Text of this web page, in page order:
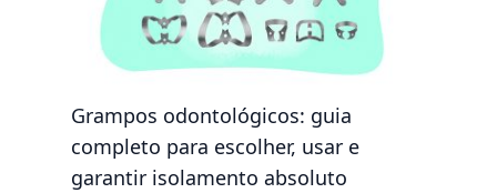
Grampos odontológicos: guia
completo para escolher, usar e
garantir isolamento absoluto